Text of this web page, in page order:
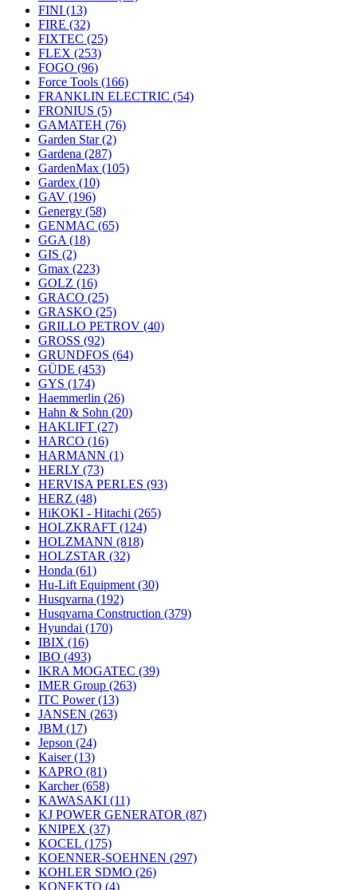
FINI (13)
FIRE (32)
FIXTEC (25)
FLEX (253)
FOGO (96)
Force Tools (166)
FRANKLIN ELECTRIC (54)
FRONIUS (5)
GAMATEH (76)
Garden Star(2)
Gardena (287)
GardenMax (105)
Gardex (10)
GAV (196)
Genergy (58)
GENMAC (65)
GGA (18)
GIS (2)
Gmax (223)
GOLZ (16)
GRACO (25)
GRASKO (25)
GRILLO PETROV (40)
GROSS (92)
GRUNDFOS (64)
GÜDE (453)
GYS (174)
Haemmerlin (26)
Hahn & Sohn (20)
HAKLIFT (27)
HARCO (16)
HARMANN (1)
HERLY (73)
HERVISA PERLES (93)
HERZ (48)
HiKOKI - Hitachi (265)
HOLZKRAFT (124)
HOLZMANN (818)
HOLZSTAR (32)
Honda (61)
Hu-Lift Equipment (30)
Husqvarna (192)
Husqvarna Construction (379)
Hyundai (170)
IBIX (16)
IBO (493)
IKRA MOGATEC (39)
IMER Group (263)
ITC Power(13)
JANSEN (263)
JBM (17)
Jepson (24)
Kaiser(13)
KAPRO (81)
Karcher(658)
KAWASAKI (11)
KJ POWER GENERATOR (87)
KNIPEX (37)
KOCEL (175)
KOENNER-SOEHNEN (297)
KOHLER SDMO (26)
KONEKTO (4)